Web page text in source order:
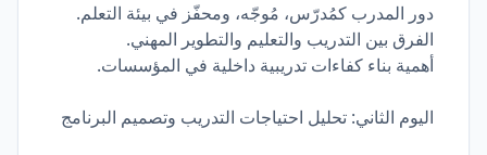
دور المدرب كمُدرّس، مُوجّه، ومحفّز في بيئة التعلم.
الفرق بين التدريب والتعليم والتطوير المهني.
أهمية بناء كفاءات تدريبية داخلية في المؤسسات.
اليوم الثاني: تحليل احتياجات التدريب وتصميم البرنامج